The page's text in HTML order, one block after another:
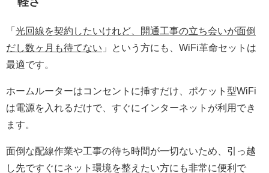
「 光回線を契約したいけれど、開通工事の立ち会いが面倒
だし数ヶ月も待てない 」という方にも、WiFi革命セットは
最適です。
ホームルーターはコンセントに挿すだけ、ポケット型WiFi
は電源を入れるだけで、すぐにインターネットが利用でき
ます。
面倒な配線作業や工事の待ち時間が一切ないため、引っ越
し先ですぐにネット環境を整えたい方にも非常に便利で